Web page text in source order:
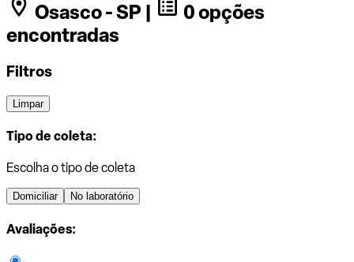
Osasco - SP |
0 opções
encontradas
Filtros
Limpar
Tipo de coleta:
Escolha o tipo de coleta
Domiciliar No laboratório
Avaliações: